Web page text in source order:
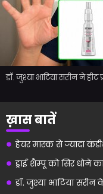
डॉ. जुश्या भाटिया सरीन ने हीट
ख़ास बातें
हेयर मास्क से ज्यादा
ड्राई शैम्पू को सिर धोने
डॉ. जुश्या भाटिया